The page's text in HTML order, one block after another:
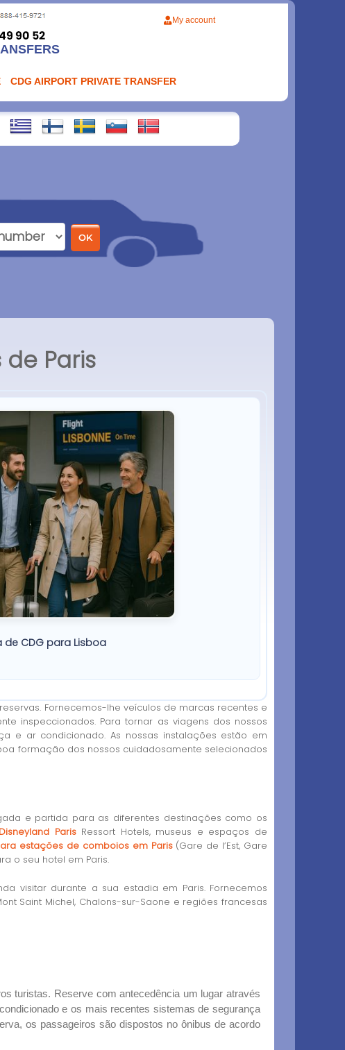
My account
CDG AIRPORT PRIVATE TRANSFER
Paris
de CDG para Lisboa
Fornecemos-lhe veículos de marcas recentes e
inspeccionados. Para tornar as viagens dos nossos
e ar condicionado. As nossas instalações estão em
formação dos nossos cuidadosamente selecionados
e partida para as diferentes destinações como os
Disneyland ParisRessort Hotels, museus e espaços de
estações de comboios em Paris(Gare de l’Est, Gare
o seu hotel em Paris.
visitar durante a sua estadia em Paris. Fornecemos
Saint Michel, Chalons-sur-Saone e regiões francesas
turistas. Reserve com antecedência um lugar através
e os mais recentes sistemas de segurança
os passageiros são dispostos no ônibus de acordo